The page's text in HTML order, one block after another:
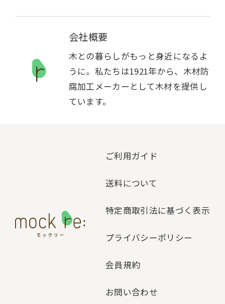
会社概要
木との暮らしがもっと身近になるよ
うに。私たちは1921年から、木材防
腐加工メーカーとして木材を提供し
ています。
ご利用ガイド
送料について
特定商取引法に基づく表示
プライバシーポリシー
会員規約
お問い合わせ